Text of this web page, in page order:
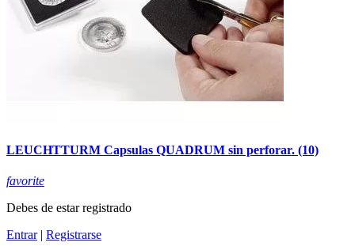
LEUCHTTURM Capsulas QUADRUM sin perforar. (10)
favorite
Debes de estar registrado
Entrar| Registrarse